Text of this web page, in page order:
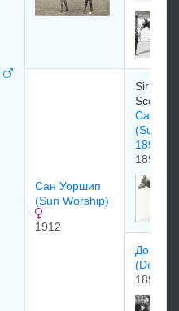
Сан Уоршип
(Sun Worship)
1912
Sir
Scott
1898)
1898
Доктрин
1899